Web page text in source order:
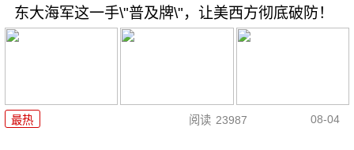
东大海军这一手\"普及牌\"，让美西方彻底破防！
最热 阅读 23987 08-04